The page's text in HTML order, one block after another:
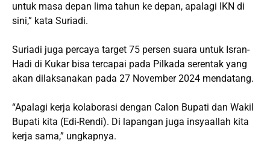
untuk masa depan lima tahun ke depan, apalagi IKN di
sini,” kata Suriadi.
Suriadi juga percaya target 75 persen suara untuk Isran-
Hadi di Kukar bisa tercapai pada Pilkada serentak yang
akan dilaksanakan pada 27 November 2024 mendatang.
“Apalagi kerja kolaborasi dengan Calon Bupati dan Wakil
Bupati kita (Edi-Rendi). Di lapangan juga insyaallah kita
kerja sama,” ungkapnya.